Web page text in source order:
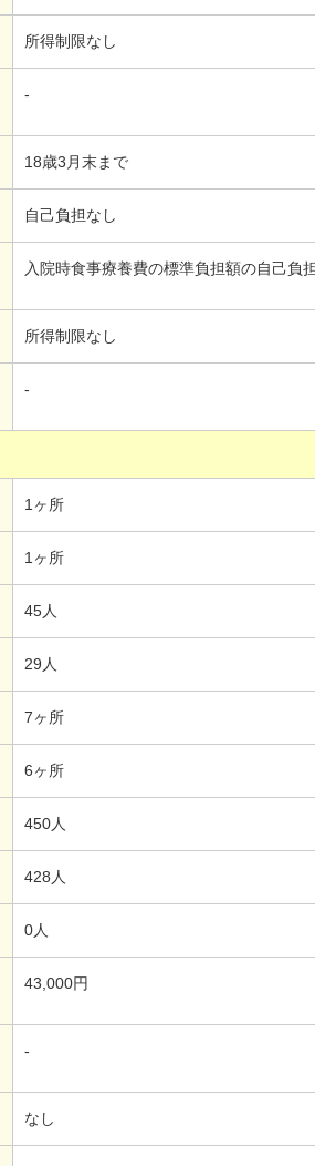
所得制限なし
-
18歳3月末まで
自己負担なし
入院時食事療養費の標準負担額の自己負担
所得制限なし
-
1ヶ所
1ヶ所
45人
29人
7ヶ所
6ヶ所
450人
428人
0人
43,000円
-
なし